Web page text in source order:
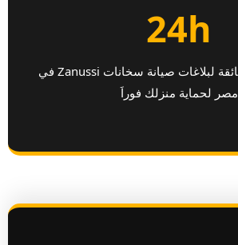
24h
سرعة استجابة فائقة لبلاغات صيانة سخانات Zanussi في
مصر لحماية منزلك فوراَ